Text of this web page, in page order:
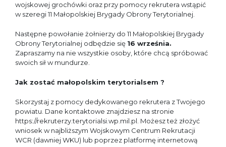
wojskowej grochówki oraz przy pomocy rekrutera wstąpić
w szeregi 11 Małopolskiej Brygady Obrony Terytorialnej.
Następne powołanie żołnierzy do 11 Małopolskiej Brygady
Obrony Terytorialnej odbędzie się 16 września.
Zapraszamy na nie wszystkie osoby, które chcą spróbować
swoich sił w mundurze.
Jak zostać małopolskim terytorialsem ?
Skorzystaj z pomocy dedykowanego rekrutera z Twojego
powiatu. Dane kontaktowe znajdziesz na stronie
https://rekruterzy.terytorialsi.wp.mil.pl. Możesz też złożyć
wniosek w najbliższym Wojskowym Centrum Rekrutacji
WCR (dawniej WKU) lub poprzez platformę internetową